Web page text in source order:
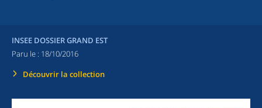
INSEE DOSSIER GRAND EST
Paru le : 18/10/2016
Découvrir la collection